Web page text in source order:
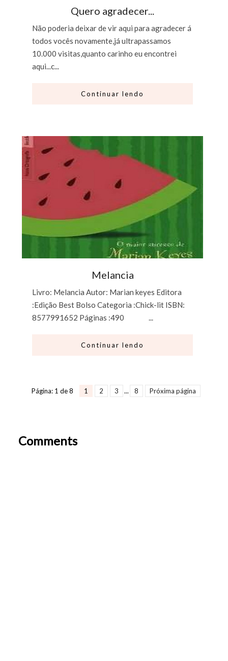
Quero agradecer...
Não poderia deixar de vir aqui para agradecer á
todos vocês novamente,já ultrapassamos
10.000 visitas,quanto carinho eu encontrei
aqui...c...
Continuar lendo
Melancia
Livro: Melancia Autor: Marian keyes Editora
:Edição Best Bolso Categoria :Chick-lit ISBN:
8577991652 Páginas :490 ...
Continuar lendo
Página: 1 de 8 1 2 3 ... 8 Próxima página
Comments